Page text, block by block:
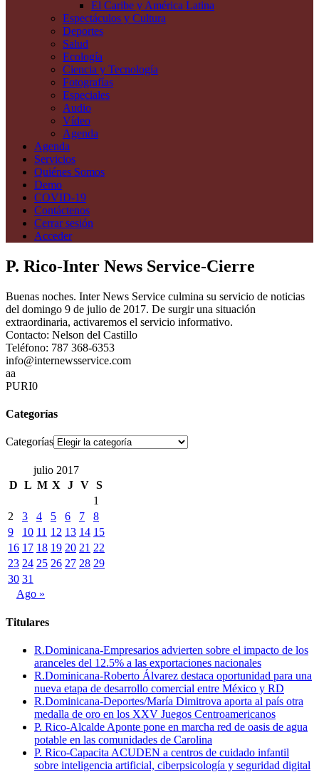
El Caribe y América Latina
Espectáculos y Cultura
Deportes
Salud
Ecología
Ciencia y Tecnología
Fotografías
Especiales
Audio
Vídeo
Agenda
Agenda
Servicios
Quiénes Somos
Demo
COVID-19
Contáctenos
Cerrar sesión
Acceder
P. Rico-Inter News Service-Cierre
Buenas noches. Inter News Service culmina su servicio de noticias
del domingo 9 de julio de 2017. De surgir una situación
extraordinaria, activaremos el servicio informativo.
Contacto: Nelson del Castillo
Teléfono: 787 368-6353
info@internewsservice.com
aa
PURI0
Categorías
Categorías
julio 2017
D L M X J V S
1
2
3 4 5 6 7
8
9
10 11 12 13 14 15
16 17 18 19 20 21 22
23 24 25 26 27 28 29
30 31
Ago »
Titulares
R.Dominicana-Empresarios advierten sobre el impacto de los
aranceles del 12.5% a las exportaciones nacionales
R.Dominicana-Roberto Álvarez destaca oportunidad para una
nueva etapa de desarrollo comercial entre México y RD
R.Dominicana-Deportes/María Dimitrova aporta al país otra
medalla de oro en los XXV Juegos Centroamericanos
P. Rico-Alcalde Aponte pone en marcha red de oasis de agua
potable en las comunidades de Carolina
P. Rico-Capacita ACUDEN a centros de cuidado infantil
sobre inteligencia artificial, ciberpsicología y seguridad digital